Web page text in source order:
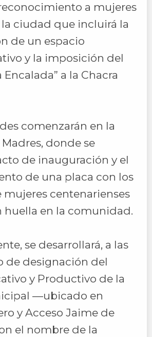
a mujeres
la ciudad que incluirá la
de un espacio
y la imposición del
Encalada” a la Chacra
comenzarán en la
Madres, donde se
de inauguración y el
de una placa con los
mujeres centenarienses
huella en la comunidad.
se desarrollará, a las
de designación del
y Productivo de la
—ubicado en
y Acceso Jaime de
el nombre de la